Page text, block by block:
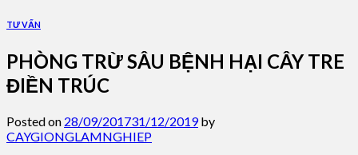
TƯ VẤN
PHÒNG TRỪ SÂU BỆNH HẠI CÂY TRE
ĐIỀN TRÚC
Posted on 28/09/201731/12/2019by
CAYGIONGLAMNGHIEP